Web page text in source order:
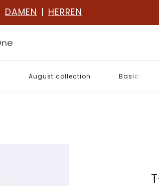
DAMEN | HERREN
August collection Basics